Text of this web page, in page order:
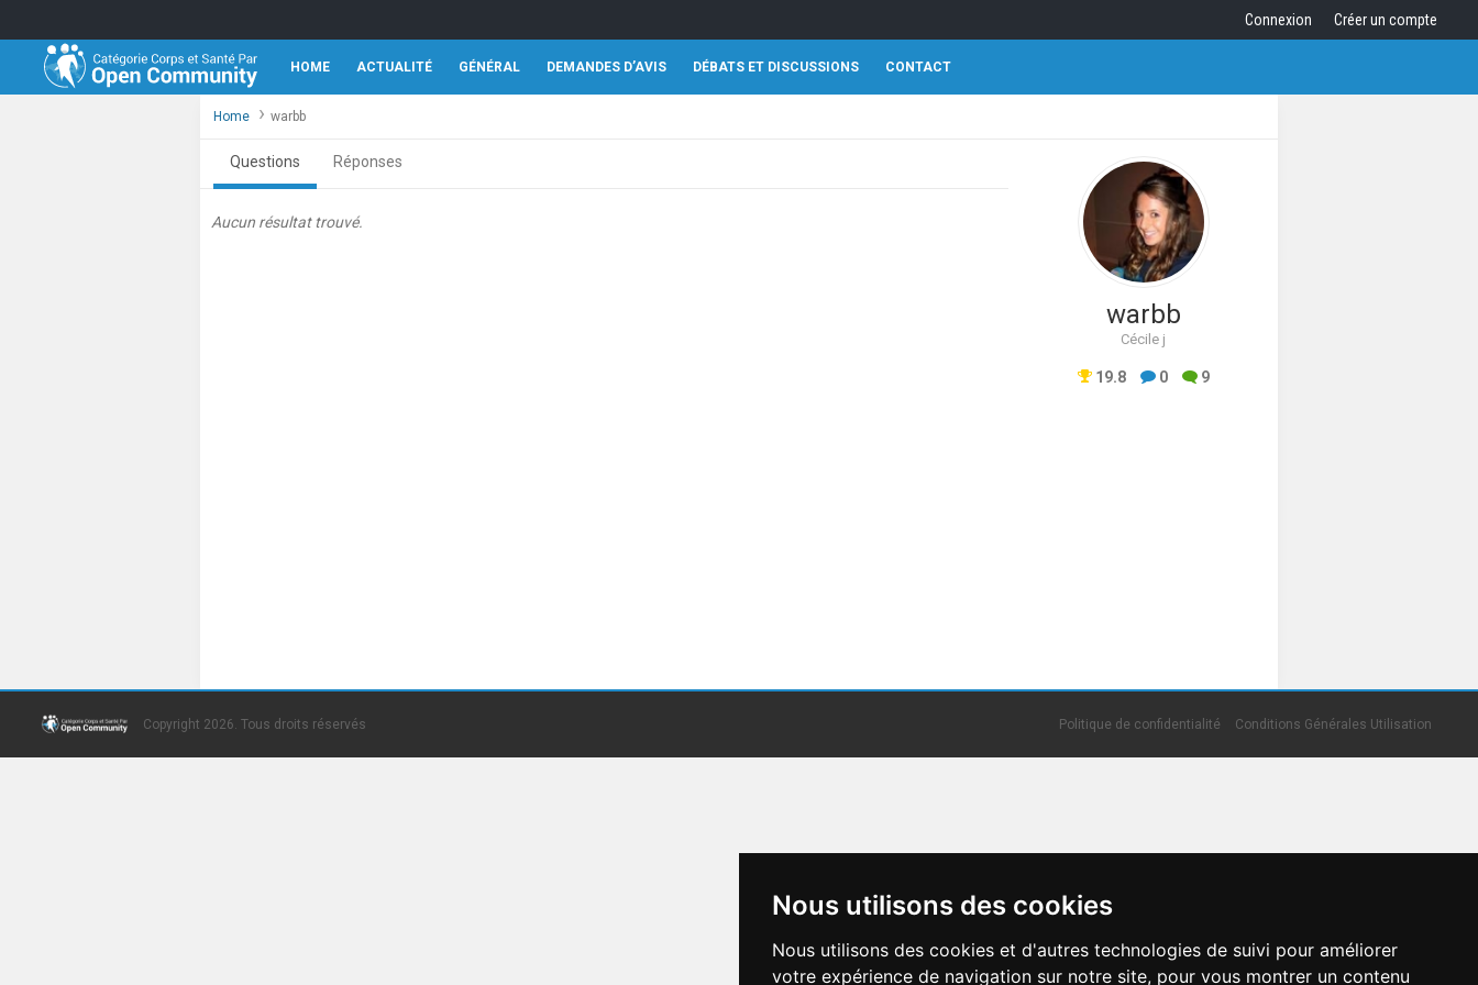
Nous utilisons des cookies
Nous utilisons des cookies et d'autres technologies de suivi pour améliorer
votre expérience de navigation sur notre site, pour vous montrer un contenu
Connexion Créer un compte
HOME ACTUALITÉ GÉNÉRAL DEMANDES D’AVIS DÉBATS ET DISCUSSIONS CONTACT
Home warbb
warbb
Cécile j
19.8 0 9
Questions Réponses
Aucun résultat trouvé.
Politique de confidentialité Conditions Générales Utilisation
Copyright 2026. Tous droits réservés